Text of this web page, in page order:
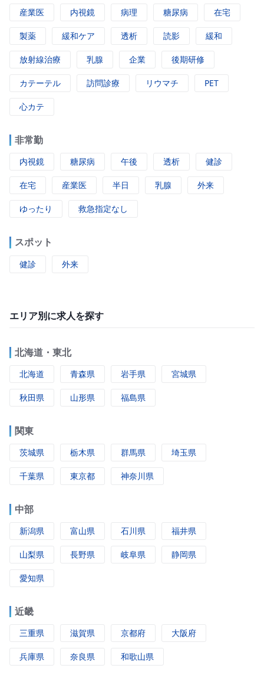
産業医 内視鏡 病理 糖尿病 在宅
製薬 緩和ケア 透析 読影 緩和
放射線治療 乳腺 企業 後期研修
カテーテル 訪問診療 リウマチ PET
心カテ
非常勤
内視鏡 糖尿病 午後 透析 健診
在宅 産業医 半日 乳腺 外来
ゆったり 救急指定なし
スポット
健診 外来
エリア別に求人を探す
北海道・東北
北海道 青森県 岩手県 宮城県
秋田県 山形県 福島県
関東
茨城県 栃木県 群馬県 埼玉県
千葉県 東京都 神奈川県
中部
新潟県 富山県 石川県 福井県
山梨県 長野県 岐阜県 静岡県
愛知県
近畿
三重県 滋賀県 京都府 大阪府
兵庫県 奈良県 和歌山県